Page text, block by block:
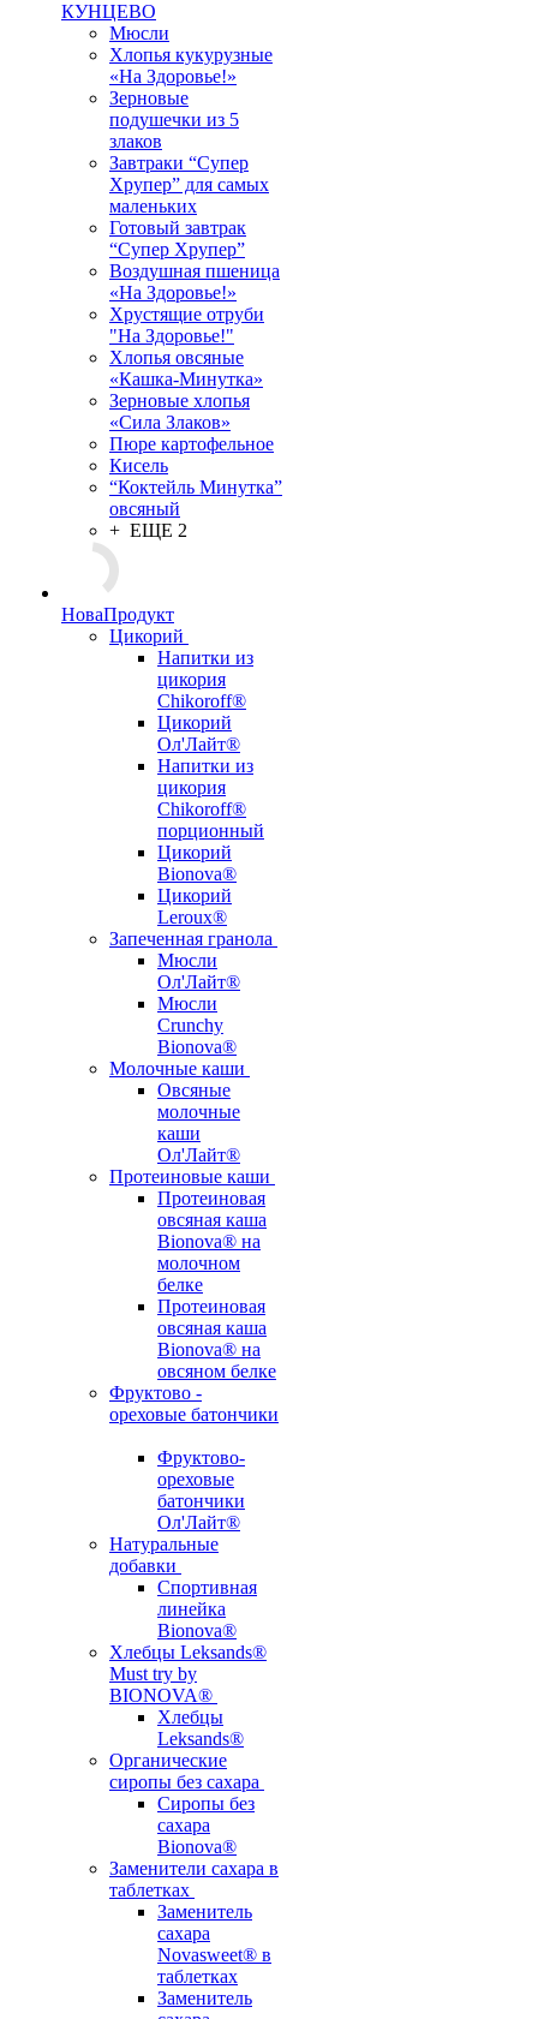
КУНЦЕВО
Мюсли
Хлопья кукурузные
«На Здоровье!»
Зерновые
подушечки из 5
злаков
Завтраки “Супер
Хрупер” для самых
маленьких
Готовый завтрак
“Супер Хрупер”
Воздушная пшеница
«На Здоровье!»
Хрустящие отруби
"На Здоровье!"
Хлопья овсяные
«Кашка-Минутка»
Зерновые хлопья
«Сила Злаков»
Пюре картофельное
Кисель
“Коктейль Минутка”
овсяный
+ ЕЩЕ 2
НоваПродукт
Цикорий
Напитки из
цикория
Chikoroff®
Цикорий
Ол'Лайт®
Напитки из
цикория
Chikoroff®
порционный
Цикорий
Bionova®
Цикорий
Leroux®
Запеченная гранола
Мюсли
Ол'Лайт®
Мюсли
Crunchy
Bionova®
Молочные каши
Овсяные
молочные
каши
Ол'Лайт®
Протеиновые каши
Протеиновая
овсяная каша
Bionova® на
молочном
белке
Протеиновая
овсяная каша
Bionova® на
овсяном белке
Фруктово -
ореховые батончики
Фруктово-
ореховые
батончики
Ол'Лайт®
Натуральные
добавки
Спортивная
линейка
Bionova®
Хлебцы Leksands®
Must try by
BIONOVA®
Хлебцы
Leksands®
Органические
сиропы без сахара
Сиропы без
сахара
Bionova®
Заменители сахара в
таблетках
Заменитель
сахара
Novasweet® в
таблетках
Заменитель